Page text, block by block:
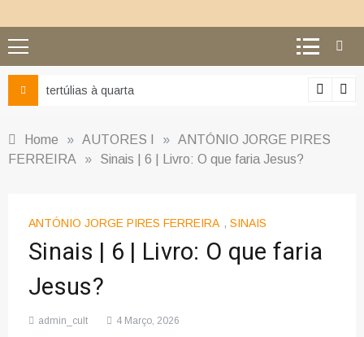
tertúlias à quarta
Home » AUTORES I » ANTÓNIO JORGE PIRES
FERREIRA
» Sinais | 6 | Livro: O que faria Jesus?
ANTÓNIO JORGE PIRES FERREIRA , SINAIS
Sinais | 6 | Livro: O que faria
Jesus?
admin_cult 4 Março, 2026